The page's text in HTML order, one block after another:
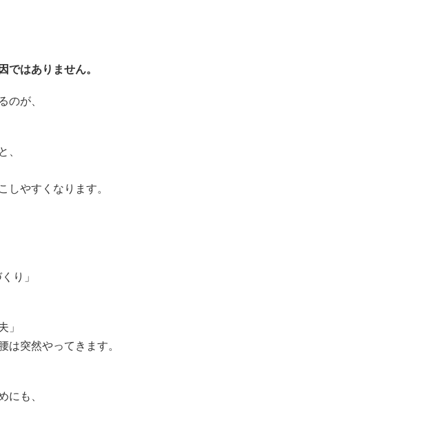
ではありません。
のが、
、
しやすくなります。
り」
」
は突然やってきます。
にも、